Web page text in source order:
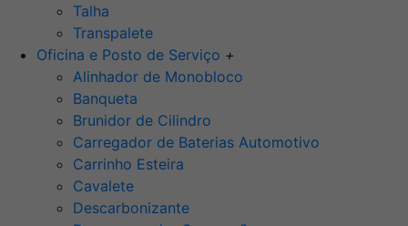
Talha
Transpalete
Oficina e Posto de Serviço +
Alinhador de Monobloco
Banqueta
Brunidor de Cilindro
Carregador de Baterias Automotivo
Carrinho Esteira
Cavalete
Descarbonizante